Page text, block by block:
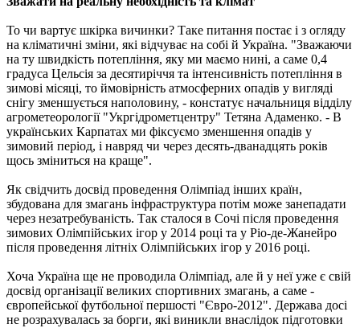
То чи вартує шкірка вичинки? Таке питання постає і з огляду
на кліматичні зміни, які відчуває на собі й Україна. "Зважаючи
на ту швидкість потепління, яку ми маємо нині, а саме 0,4
градуса Цельсія за десятиріччя та інтенсивність потепління в
зимові місяці, то ймовірність атмосферних опадів у вигляді
снігу зменшується наполовину, - констатує начальниця відділу
агрометеорології "Укргідрометцентру" Тетяна Адаменко. - В
українських Карпатах ми фіксуємо зменшення опадів у
зимовий період, і навряд чи через десять-дванадцять років
щось зміниться на краще".
Як свідчить досвід проведення Олімпіад інших країн,
збудована для змагань інфраструктура потім може занепадати
через незатребуваність. Так сталося в Сочі після проведення
зимових Олімпійських ігор у 2014 році та у Ріо-де-Жанейро
після проведення літніх Олімпійських ігор у 2016 році.
Хоча Україна ще не проводила Олімпіад, але й у неї уже є свій
досвід організації великих спортивних змагань, а саме -
європейської футбольної першості "Євро-2012". Держава досі
не розрахувалась за борги, які виникли внаслідок підготовки